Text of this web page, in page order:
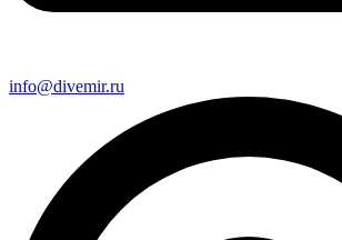
info@divemir.ru